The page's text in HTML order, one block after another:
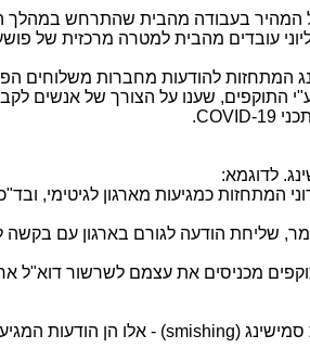
המהיר בעבודה מהבית שהתרחש במהלך
עובדים מהבית למטרה מרכזית של
המתחזות להודעות מחברות משלוחים
התוקפים, שענו על הצורך של אנשים
COVID-19
.
לדוגמא:
המתחזות כמגיעות מארגון לגיטימי,
שליחת הודעה לגורם בארגון עם בקשה
מכניסים את עצמם לשרשור דוא"ל
סמישינג (smishing) - אלו הן הודעות